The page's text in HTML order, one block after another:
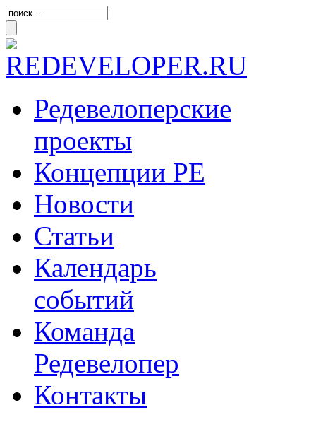
Редевелоперские
проекты
Концепции РЕ
Новости
Статьи
Календарь
событий
Команда
Редевелопер
Контакты